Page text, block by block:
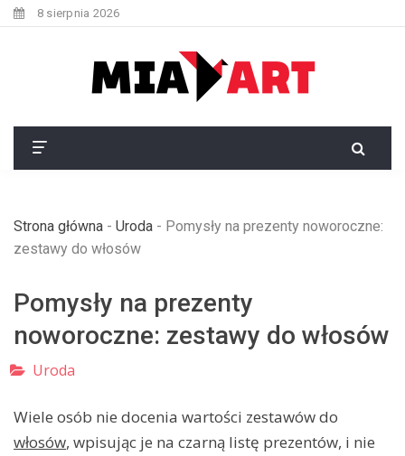
8 sierpnia 2026
Strona główna - Uroda - Pomysły na prezenty noworoczne:
zestawy do włosów
Pomysły na prezenty
noworoczne: zestawy do włosów
Uroda
Wiele osób nie docenia wartości zestawów do
włosów, wpisując je na czarną listę prezentów, i nie